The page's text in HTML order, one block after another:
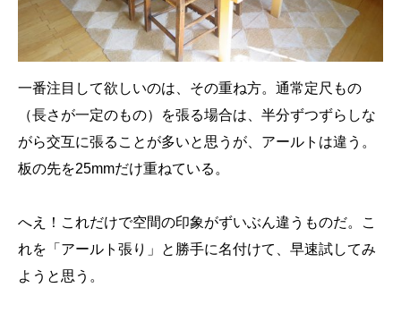
一番注目して欲しいのは、その重ね方。通常定尺もの
（長さが一定のもの）を張る場合は、半分ずつずらしな
がら交互に張ることが多いと思うが、アールトは違う。
板の先を25mmだけ重ねている。
へえ！これだけで空間の印象がずいぶん違うものだ。こ
れを「アールト張り」と勝手に名付けて、早速試してみ
ようと思う。